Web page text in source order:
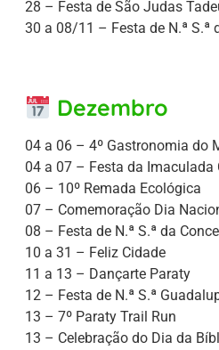
28 – Festa de São Judas
30 a 08/11 – Festa de N.ª S.ª
Dezembro
04 a 06 – 4º Gastronomia do
04 a 07 – Festa da
06 – 10º Remada Ecológica
07 – Comemoração Dia
08 – Festa de N.ª S.ª da
10 a 31 – Feliz Cidade
11 a 13 – Dançarte Paraty
12 – Festa de N.ª S.ª
13 – 7º Paraty Trail Run
13 – Celebração do Dia da